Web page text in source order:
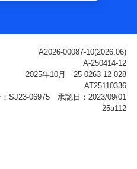
ンターネット利用時の行動に
ョン利用時の行動に関する情
商品の名称・購入場所・決済
の回答に関する情報などが含
保険契約者と被保険者の関